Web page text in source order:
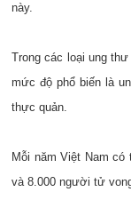
này.
Trong các loại ung
mức độ phổ biến là
thực quản.
Mỗi năm Việt Nam
và 8.000 người tử